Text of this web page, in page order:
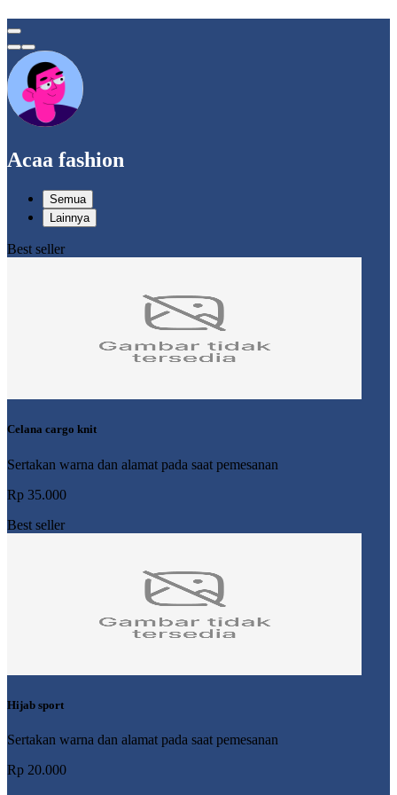
Acaa fashion
Semua
Lainnya
Best seller
Celana cargo knit
Sertakan warna dan alamat pada saat pemesanan
Rp 35.000
Best seller
Hijab sport
Sertakan warna dan alamat pada saat pemesanan
Rp 20.000